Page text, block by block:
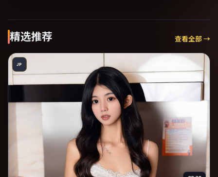
精选推荐 查看全部 →
JP